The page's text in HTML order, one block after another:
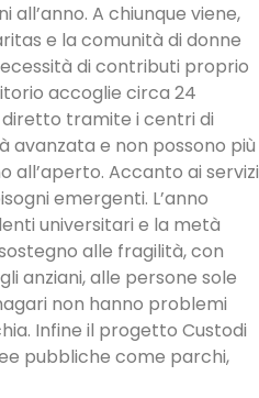
A chiunque viene,
e la comunità di donne
di contributi proprio
accoglie circa 24
diretto tramite i centri di
avanzata e non possono più
all’aperto. Accanto ai servizi
emergenti. L’anno
universitari e la metà
alle fragilità, con
anziani, alle persone sole
non hanno problemi
Infine il progetto Custodi
pubbliche come parchi,